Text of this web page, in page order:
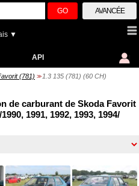
GO AVANCÉE
▼
API
(781) >> 1.3 135 (781) (60 CH)
de carburant de Skoda Favorit
1991, 1992, 1993, 1994/